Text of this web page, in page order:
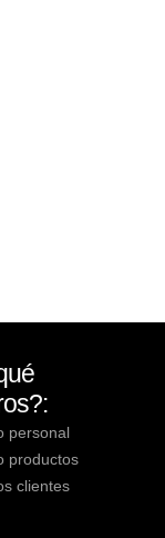
personal
productos
clientes